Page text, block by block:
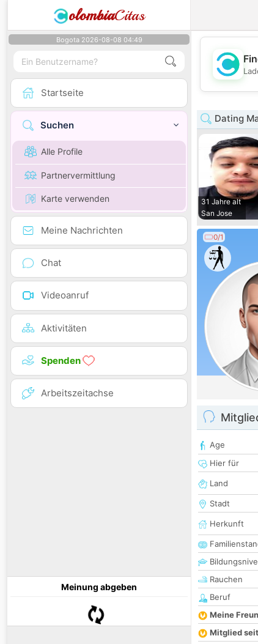
olombiaCitas
Bogota 2026-08-08 04:49
Startseite
Suchen
Alle Profile
Partnervermittlung
Karte verwenden
Meine Nachrichten
Chat
Videoanruf
Aktivitäten
Spenden
Arbeitszeitachse
Meinung abgeben
Dating
31 Jahre alt
San Jose
0/1
Age
Hier für
Land
Stadt
Herkunft
Rauchen
Beruf
Meine
Mitglied seit